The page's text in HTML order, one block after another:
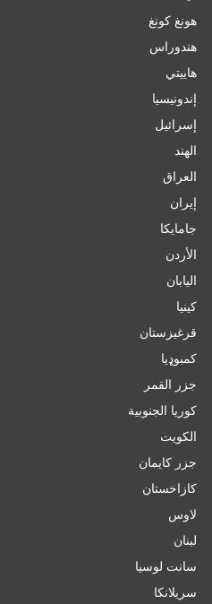
هونغ كونغ
هندوراس
هاييتي
إندونيسيا
إسرائیل
الهند
العراق
إيران
جامايكا
الأردن
اليابان
كينيا
قرغيزستان
کمبوډیا
جزر القمر
كوريا الجنوبية
الكويت
جزر كايمان
كازاخستان
لاوس
لبنان
سانت لوسيا
سريلانكا